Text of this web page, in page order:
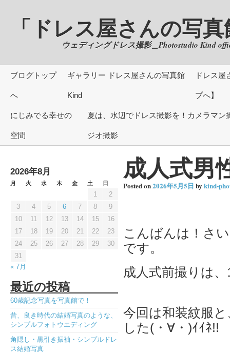
「ドレス屋さんの写
ウェディングドレス撮影＿Photostudio Kind
ブログトップ
へ
ギャラリー ドレス屋さんの写真館
Kind
ドレス屋
プへ】
にじみでる幸せの
空間
夏は、水辺でドレス撮影を！カメラマン
ジオ撮影
2026年8月
月 火 水 木 金 土 日
1
2
3
4 5 6 7 8
9
10
11 12 13 14 15
16
17
18 19 20 21 22
23
24
25 26 27 28 29
30
31
« 7月
最近の投稿
60歳記念写真を写真館で！
昔、良き時代の結婚写真のような、
シンプルフォトウエディング
角隠し・黒引き振袖・シンプルドレ
ス結婚写真
成人式男
Posted on2026年5月5日 bykind-
こんばんは！さ
です。
成人式前撮りは
今回は和装紋服
した(・∀・)ｲｲﾈ!!